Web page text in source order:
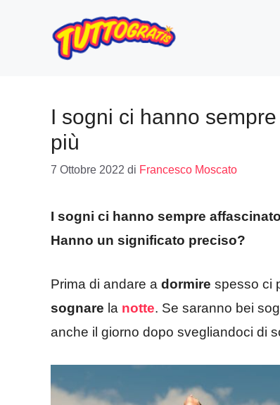
contenuto
I sogni ci hanno
più
7 Ottobre 2022 di Francesco Moscato
I sogni ci hanno sempre
Hanno un significato preciso?
Prima di andare a dormire spesso ci
sognare la notte. Se saranno bei
anche il giorno dopo svegliandoci di